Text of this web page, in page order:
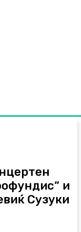
и
Сузуки